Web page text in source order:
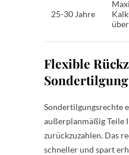
25-30 Jahre
Flexible
Sondertilgungsrechte
außerplanmäßig Teile
zurückzuzahlen. Das
schneller und spart